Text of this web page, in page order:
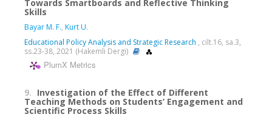
Towards Smartboards and Reflective Thinking
Skills
Bayar M. F., Kurt U.
Educational Policy Analysis and Strategic Research , cilt.16, sa.3,
ss.23-38, 2021 (Hakemli Dergi)
PlumX Metrics
9. Investigation of the Effect of Different
Teaching Methods on Students’ Engagement and
Scientific Process Skills